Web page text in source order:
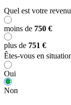
Quel est votre
moins de 750 €
plus de 751 €
Êtes-vous en
Oui
Non